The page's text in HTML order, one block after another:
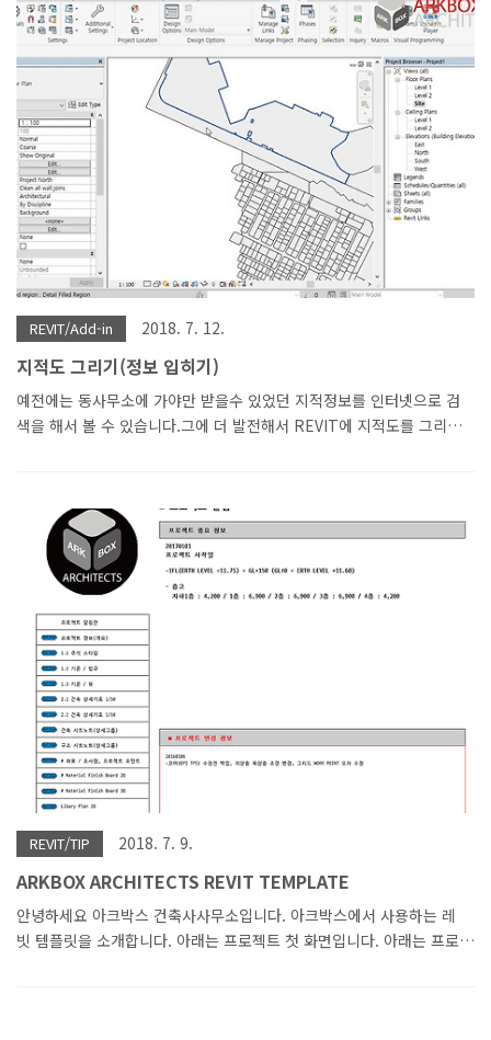
심플한데 쉬운 디자인이 아니 였습니다. 모델링 시간도 생각보다 오래
걸렸습니다. 모듈을 맞추다보니 수정하고 또 수정하고 참고한 사이트를
먼저 링크합니다.
https://www.archweb.it/dwg/arch_arredi_famosi/
https://www.architravel..
REVIT/Add-in 2018. 7. 12.
지적도 그리기(정보 입히기)
예전에는 동사무소에 가야만 받을수 있었던 지적정보를 인터넷으로 검
색을 해서 볼 수 있습니다.그에 더 발전해서 REVIT에 지적도를 그리고
르면 지적 정보가 나오게 됩니다. 프로젝트 파라메터에 자동으로 항목
이 들어갑니다.ARKBOX 건축사사무소였습니다. 구현 영상
REVIT/TIP 2018. 7. 9.
ARKBOX ARCHITECTS REVIT TEMPLATE
안녕하세요 아크박스 건축사사무소입니다. 아크박스에서 사용하는 레
빗 템플릿을 소개합니다. 아래는 프로젝트 첫 화면입니다. 아래는 프로